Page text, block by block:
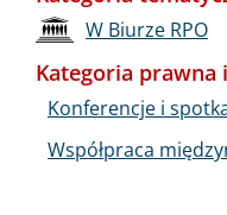
W Biurze RPO
Kategoria prawna
Konferencje i
Współpraca